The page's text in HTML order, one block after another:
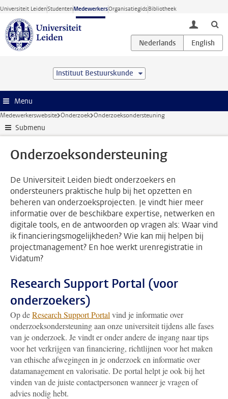
Ga direct naar de inhoud
Universiteit LeidenStudentenMedewerkersOrganisatiegidsBibliotheek
toggle
Instituut Bestuurskunde
Menu
Medewerkerswebsite Onderzoek Onderzoeksondersteuning
Submenu
Onderzoeksondersteuning
De Universiteit Leiden biedt onderzoekers en
ondersteuners praktische hulp bij het opzetten en
beheren van onderzoeksprojecten. Je vindt hier meer
informatie over de beschikbare expertise, netwerken en
digitale tools, en de antwoorden op vragen als: Waar vind
ik financieringsmogelijkheden? Wie kan mij helpen bij
projectmanagement? En hoe werkt urenregistratie in
Vidatum?
Research Support Portal (voor
onderzoekers)
Op deResearch Support Portal vind je informatie over
onderzoeksondersteuning aan onze universiteit tijdens alle fases
van je onderzoek. Je vindt er onder andere de ingang naar tips
voor het verkrijgen van financiering, richtlijnen voor het maken
van ethische afwegingen in je onderzoek en informatie over
datamanagement en valorisatie. De portal helpt je ook bij het
vinden van de juiste contactpersonen wanneer je vragen of
advies nodig hebt.